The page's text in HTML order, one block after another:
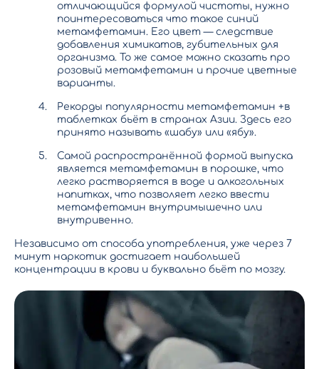
отличающийся формулой чистоты, нужно
поинтересоваться что такое синий
метамфетамин. Его цвет — следствие
добавления химикатов, губительных для
организма. То же самое можно сказать про
розовый метамфетамин и прочие цветные
варианты.
Рекорды популярности метамфетамин +в
таблетках бьёт в странах Азии. Здесь его
принято называть «шабу» или «ябу».
Самой распространённой формой выпуска
является метамфетамин в порошке, что
легко растворяется в воде и алкогольных
напитках, что позволяет легко ввести
метамфетамин внутримышечно или
внутривенно.
Независимо от способа употребления, уже через 7
минут наркотик достигает наибольшей
концентрации в крови и буквально бьёт по мозгу.